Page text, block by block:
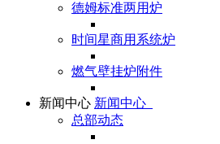
德姆标准两用炉
时间星商用系统炉
燃气壁挂炉附件
新闻中心 新闻中心
总部动态